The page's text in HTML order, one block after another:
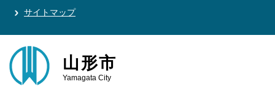
サイトマップ
山形市
Yamagata City